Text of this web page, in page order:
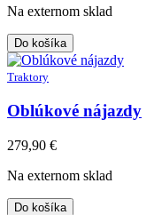
Na externom sklad
Do košíka
Traktory
Oblúkové nájazdy
279,90 €
Na externom sklad
Do košíka